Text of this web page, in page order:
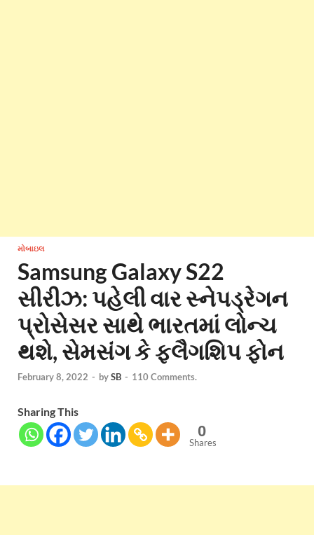
મોબાઇલ
Samsung Galaxy S22
સીરીઝ: પહેલી વાર સ્નેપડ્રેગન
પ્રોસેસર સાથે ભારતમાં લોન્ચ
થશે, સેમસંગ કે ફ્લૈગશિપ ફોન
February 8, 2022 - bySB - 110 Comments.
Sharing This
0
Shares